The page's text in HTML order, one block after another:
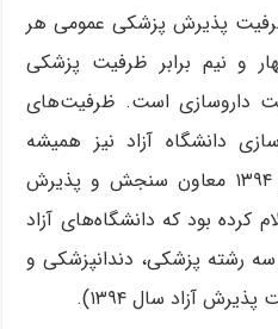
پذیرش پزشکی عمومی هر
و نیم برابر ظرفیت پزشکی
داروسازی است. ظرفیت‌های
دانشگاه آزاد نیز همیشه
منتشر نمی‌شوند، اما در سال ۱۳۹۴ معاون سنجش و پذیرش
کرده بود که دانشگاه‌های آزاد
۱۵۰۰ نفر در سه رشته پزشکی، دندانپزشکی و
آزاد سال ۱۳۹۴).